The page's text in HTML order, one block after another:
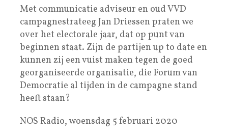
Met communicatie adviseur en oud VVD
campagnestrateeg Jan Driessen praten we
over het electorale jaar, dat op punt van
beginnen staat. Zijn de partijen up to date en
kunnen zij een vuist maken tegen de goed
georganiseerde organisatie, die Forum van
Democratie al tijden in de campagne stand
heeft staan?
NOS Radio, woensdag 5 februari 2020